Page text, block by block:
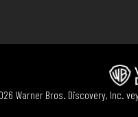
Warner Bros. Discovery, Inc.